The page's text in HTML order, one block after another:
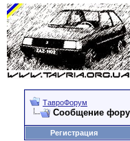
ТавроФорум
Сообщение
Регистрация